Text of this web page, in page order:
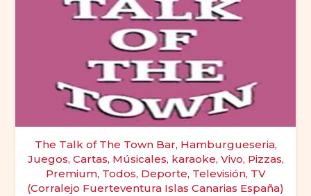
The Talk of The Town Bar, Hamburgueseria,
Juegos, Cartas, Músicales, karaoke, Vivo, Pizzas,
Premium, Todos, Deporte, Televisión, TV
(Corralejo Fuerteventura Islas Canarias España)